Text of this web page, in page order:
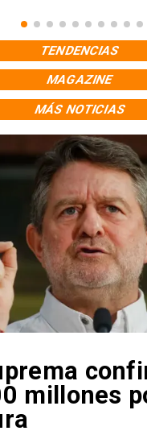
TENDENCIAS
MAGAZINE
millones
MÁS NOTICIAS